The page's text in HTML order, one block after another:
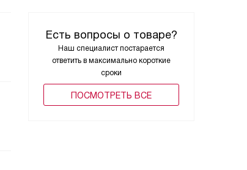
Есть вопросы о товаре?
Наш специалист постарается
ответить в максимально короткие
сроки
ПОCМОТРЕТЬ ВСЕ